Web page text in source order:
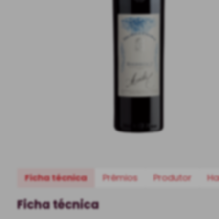
Ficha técnica Prêmios Produtor
Ficha técnica